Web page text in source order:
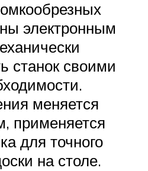
электронным
станок своими
меняется
применяется
для точного
на столе.